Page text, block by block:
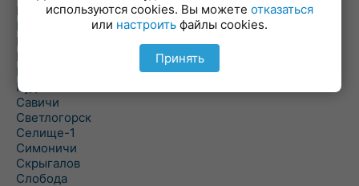
Птичь
Речица
Ровенская Слобода
Рогачев
Рогинь
Рудня
Савичи
Светлогорск
Селище-1
Симоничи
Скрыгалов
Слобода
используются cookies. Вы можете отказаться
или настроить файлы cookies.
Принять